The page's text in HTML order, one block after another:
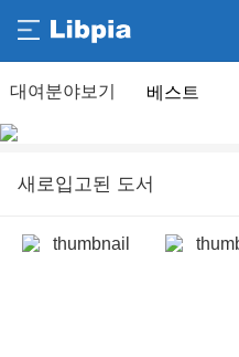
베스트
새로입고된 도서